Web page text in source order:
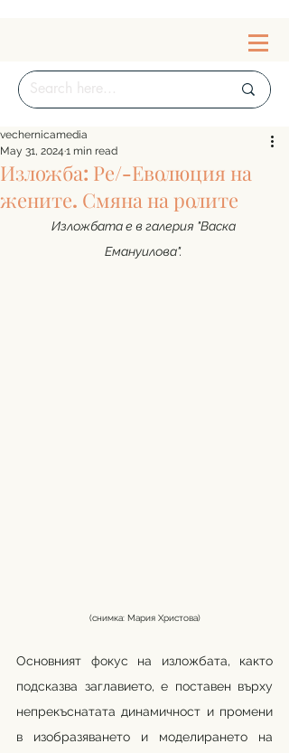
Изложба: Ре/-Еволюция на
жените. Смяна на ролите
vechernicamedia
May 31, 2024 1 min read
Изложбата е в галерия "Васка
Емануилова".
(снимка: Мария Христова)
Основният фокус на изложбата, както
подсказва заглавието, е поставен върху
непрекъснатата динамичност и промени
в изобразяването и моделирането на